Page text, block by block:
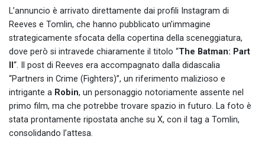
L’annuncio è arrivato direttamente dai profili Instagram di
Reeves e Tomlin, che hanno pubblicato un’immagine
strategicamente sfocata della copertina della sceneggiatura,
dove però si intravede chiaramente il titolo “The Batman: Part
“. Il post di Reeves era accompagnato dalla didascalia
“Partners in Crime (Fighters)”, un riferimento malizioso e
intrigante a Robin, un personaggio notoriamente assente nel
primo film, ma che potrebbe trovare spazio in futuro. La foto è
stata prontamente ripostata anche su X, con il tag a Tomlin,
consolidando l’attesa.